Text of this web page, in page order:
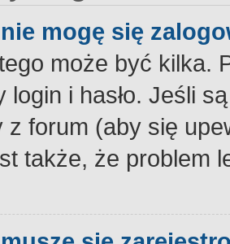
mogę się
może być kilka.
login i hasło. Jeśli
z forum (aby się
także, że problem